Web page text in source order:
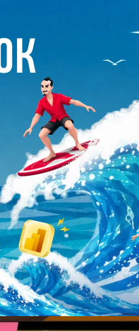
обучение
Разработана студией